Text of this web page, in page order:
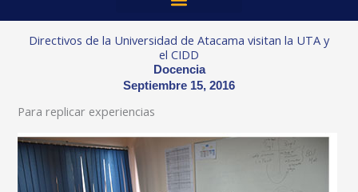
Directivos de la Universidad de Atacama visitan la UTA y
el CIDD
Docencia
Septiembre 15, 2016
Para replicar experiencias